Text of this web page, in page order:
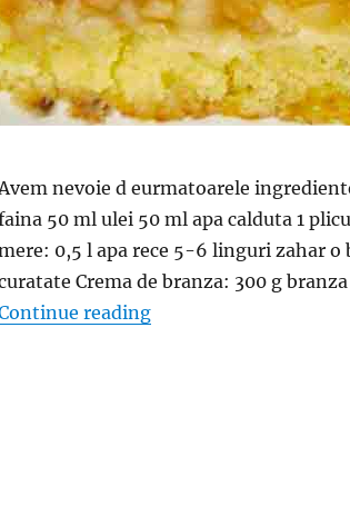
nevoie d eurmatoarele
50 ml ulei 50 ml apa calduta 1
0,5 l apa rece 5-6 linguri zahar o
Crema de branza: 300 g
reading“Prajitura cu mere.